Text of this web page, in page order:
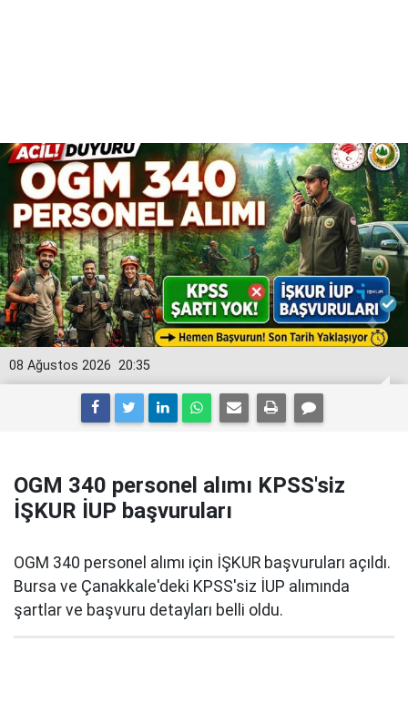
20:35
08 Ağustos 2026
OGM 340 personel alımı KPSS'siz
İŞKUR İUP başvuruları
OGM 340 personel alımı için İŞKUR başvuruları açıldı.
Bursa ve Çanakkale'deki KPSS'siz İUP alımında
şartlar ve başvuru detayları belli oldu.